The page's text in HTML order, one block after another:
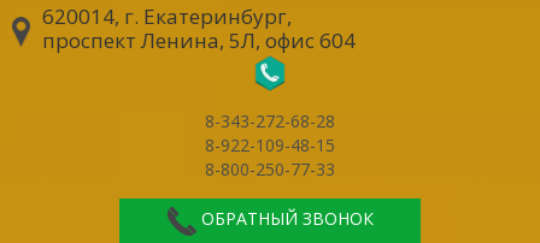
620014, г. Екатеринбург,
проспект Ленина, 5Л, офис 604
8-343-272-68-28
8-922-109-48-15
8-800-250-77-33
ОБРАТНЫЙ ЗВОНОК